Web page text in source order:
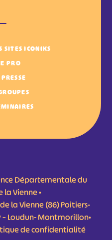
SITES ICONIKS
PRO
Départementale du
la Vienne •
la Vienne (86) Poitiers-
Loudun- Montmorillon•
de confidentialité